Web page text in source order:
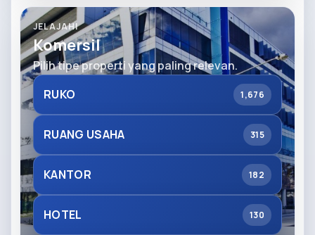
JELAJAHI
Komersil
Pilih tipe properti yang paling relevan.
RUKO
1,676
RUANG USAHA 315
KANTOR 182
HOTEL 130